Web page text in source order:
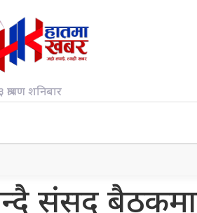
शनिबार
संसद बैठकमा